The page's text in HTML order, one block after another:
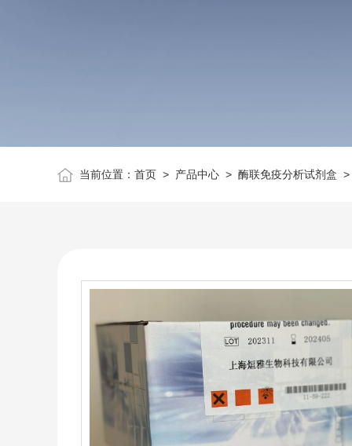
当前位置： 首页> 产品中心> 酶联免疫分析试剂盒